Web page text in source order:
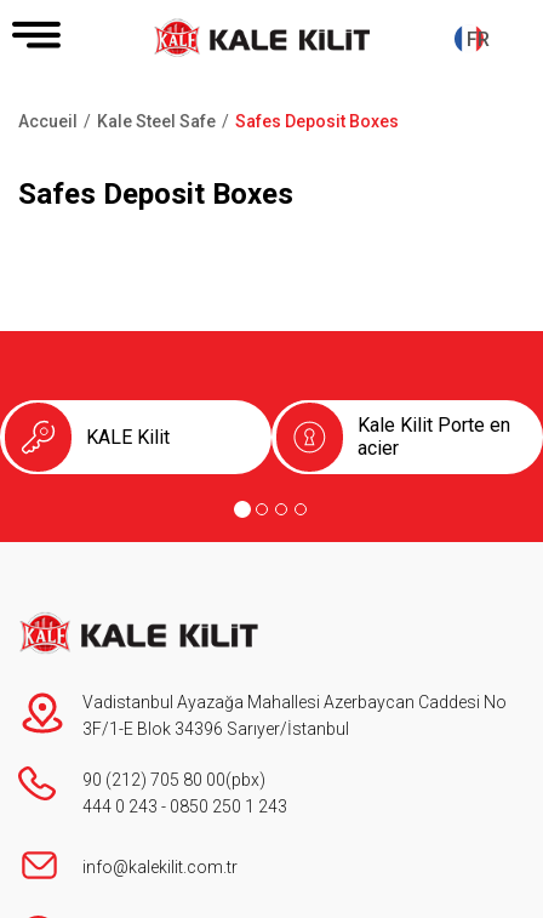
FR
d'Ariane
Accueil Kale Steel Safe Safes Deposit Boxes
Safes Deposit Boxes
KALE Kilit
Kale Kilit Porte en
acier
Vadistanbul Ayazağa Mahallesi Azerbaycan Caddesi No
3F/1-E Blok 34396 Sarıyer/İstanbul
90 (212) 705 80 00(pbx)
444 0 243 - 0850 250 1 243
info@kalekilit.com.tr